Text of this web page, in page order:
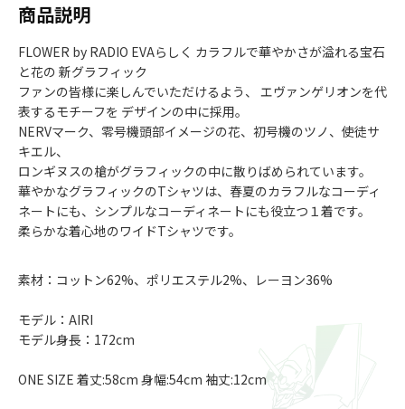
商品説明
FLOWER by RADIO EVAらしく カラフルで華やかさが溢れる宝石
と花の 新グラフィック
ファンの皆様に楽しんでいただけるよう、 エヴァンゲリオンを代
表するモチーフを デザインの中に採用。
NERVマーク、零号機頭部イメージの花、初号機のツノ、使徒サ
キエル、
ロンギヌスの槍がグラフィックの中に散りばめられています。
華やかなグラフィックのTシャツは、春夏のカラフルなコーディ
ネートにも、シンプルなコーディネートにも役立つ１着です。
柔らかな着心地のワイドTシャツです。
素材：コットン62%、ポリエステル2%、レーヨン36%
モデル：AIRI
モデル身長：172cm
ONE SIZE 着丈:58cm 身幅:54cm 袖丈:12cm